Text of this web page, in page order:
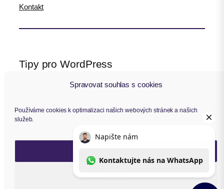
Spravovat souhlas s cookies
Používáme cookies k optimalizaci našich webových stránek a našich
služeb.
Kontakt
Tipy pro WordPress
WPlama.cz: WordPress návody
F
Y
I
L